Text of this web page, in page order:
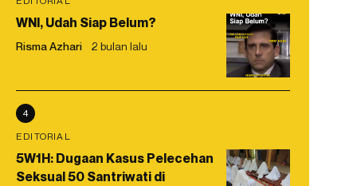
WNI, Udah Siap Belum?
Risma Azhari 2 bulan lalu
4
EDITORIAL
5W1H: Dugaan Kasus Pelecehan
Seksual 50 Santriwati di